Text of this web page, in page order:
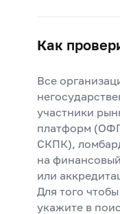
Как
Все
участники
платформ
СКПК),
на
или
Для того
укажите в